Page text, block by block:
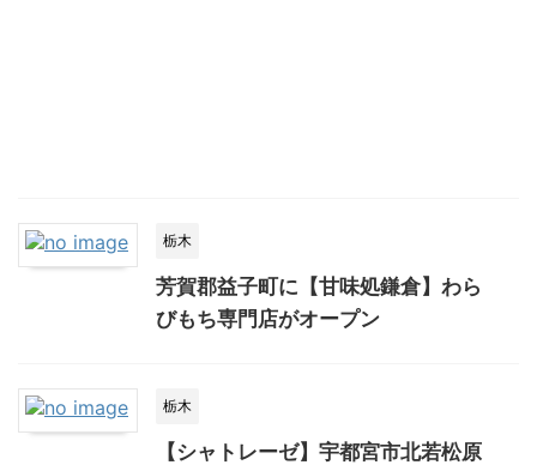
栃木
芳賀郡益子町に【甘味処鎌倉】わら
びもち専門店がオープン
栃木
【シャトレーゼ】宇都宮市北若松原